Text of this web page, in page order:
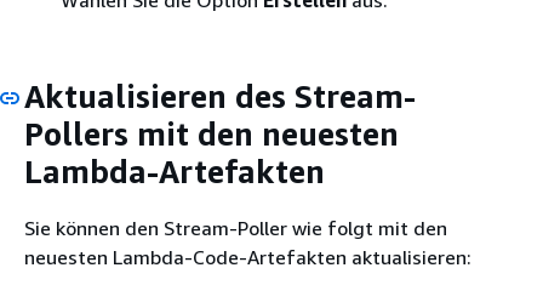
Aktualisieren des Stream-
Pollers mit den neuesten
Lambda-Artefakten
Sie können den Stream-Poller wie folgt mit den
neuesten Lambda-Code-Artefakten aktualisieren: